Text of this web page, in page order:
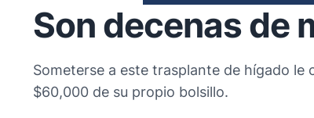
Son decenas de
Someterse a este trasplante de hígado le
$60,000 de su propio bolsillo.